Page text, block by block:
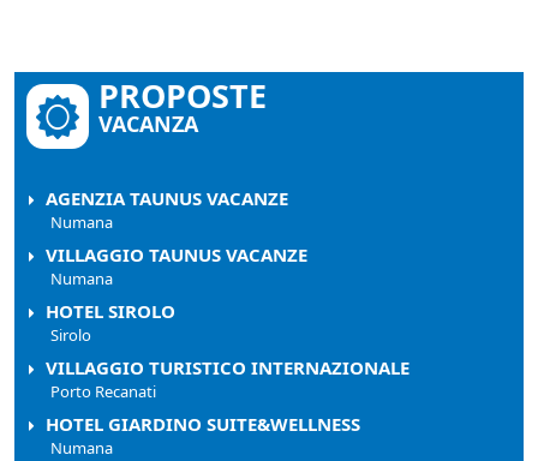
PROPOSTE
VACANZA
AGENZIA TAUNUS VACANZE
Numana
VILLAGGIO TAUNUS VACANZE
Numana
HOTEL SIROLO
Sirolo
VILLAGGIO TURISTICO INTERNAZIONALE
Porto Recanati
HOTEL GIARDINO SUITE&WELLNESS
Numana